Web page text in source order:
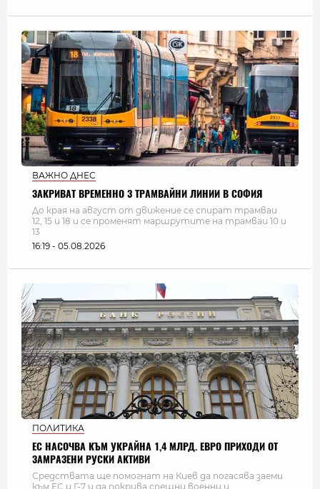
ВАЖНО ДНЕС
ЗАКРИВАТ ВРЕМЕННО 3 ТРАМВАЙНИ ЛИНИИ В СОФИЯ
До края на август от движение се спират трамваи
12, 15 и 18 и се променят маршрутите на трамваи 10 и
13
16:19 - 05.08.2026
ПОЛИТИКА
ЕС НАСОЧВА КЪМ УКРАЙНА 1,4 МЛРД. ЕВРО ПРИХОДИ ОТ
ЗАМРАЗЕНИ РУСКИ АКТИВИ
Средствата ще помогнат на Киев да погасява заеми
към ЕС и Г-7 и да покрива спешни военни и